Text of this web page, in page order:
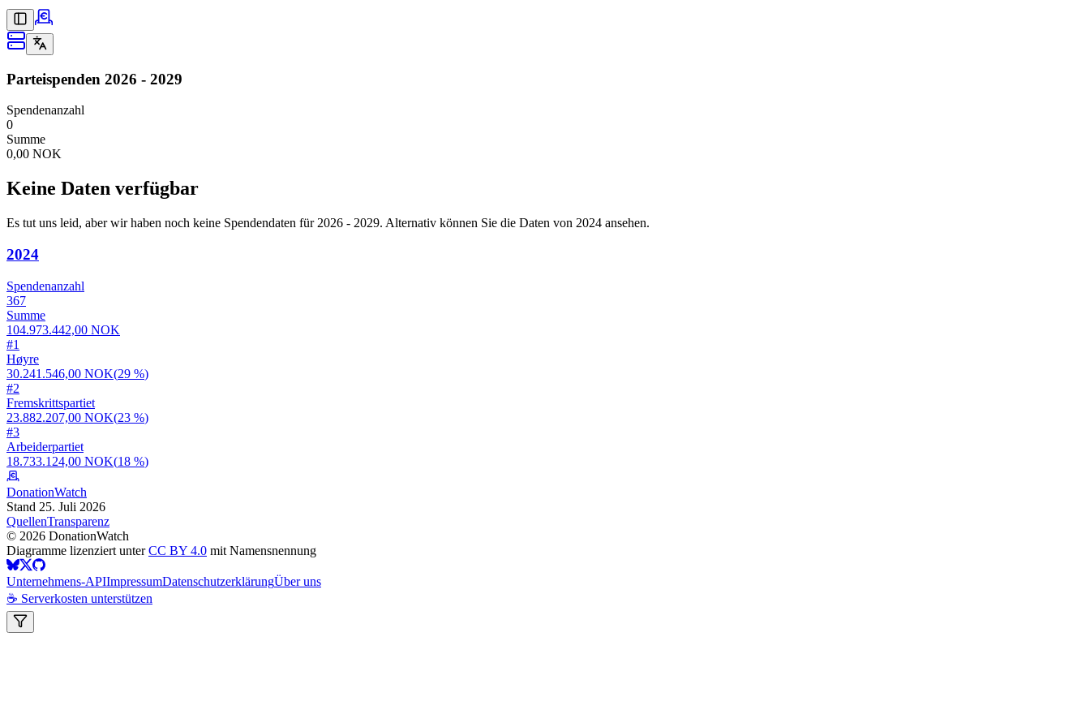
Parteispenden 2026 - 2029
Spendenanzahl
0
Summe
0,00 NOK
Keine Daten verfügbar
Es tut uns leid, aber wir haben noch keine Spendendaten für 2026 - 2029. Alternativ können Sie die Daten von 2024 ansehen.
2024
Spendenanzahl
367
Summe
104.973.442,00 NOK
#1
Høyre
30.241.546,00 NOK(29 %)
#2
Fremskrittspartiet
23.882.207,00 NOK(23 %)
#3
Arbeiderpartiet
18.733.124,00 NOK(18 %)
DonationWatch
Stand 25. Juli 2026
QuellenTransparenz
© 2026 DonationWatch
Diagramme lizenziert unterCC BY 4.0 mit Namensnennung
Unternehmens-APIImpressumDatenschutzerklärungÜber uns
☕ Serverkosten unterstützen